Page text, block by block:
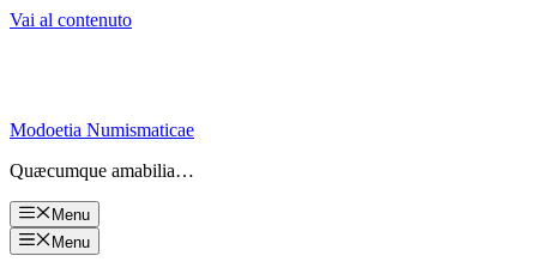
Vai al contenuto
Modoetia Numismaticae
Quæcumque amabilia…
Menu
Menu